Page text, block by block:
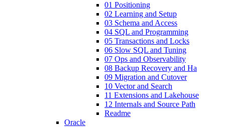
01 Positioning
02 Learning and Setup
03 Schema and Access
04 SQL and Programming
05 Transactions and Locks
06 Slow SQL and Tuning
07 Ops and Observability
08 Backup Recovery and Ha
09 Migration and Cutover
10 Vector and Search
11 Extensions and Lakehouse
12 Internals and Source Path
Readme
Oracle